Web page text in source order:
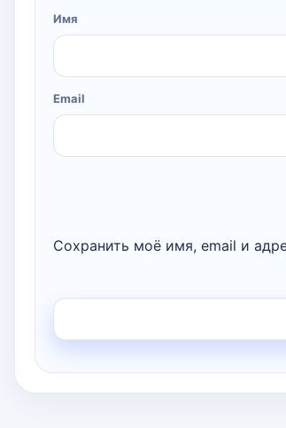
Имя
Email
Сохранить моё имя, email и